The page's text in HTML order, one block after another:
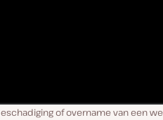
of overname van een